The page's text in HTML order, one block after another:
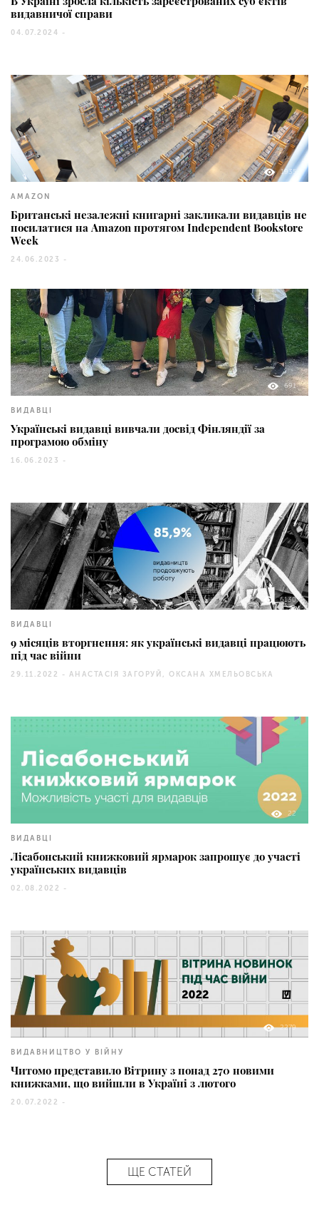
видавничої справи
04.07.2024 -
1935
AMAZON
Британські незалежні книгарні закликали видавців не
посилатися на Amazon протягом Independent Bookstore
Week
24.06.2023 -
691
ВИДАВЦІ
Українські видавці вивчали досвід Фінляндії за
програмою обміну
16.06.2023 -
6130
ВИДАВЦІ
9 місяців вторгнення: як українські видавці працюють
під час війни
29.11.2022 - АНАСТАСІЯ ЗАГОРУЙ, ОКСАНА ХМЕЛЬОВСЬКА
22
ВИДАВЦІ
Лісабонський книжковий ярмарок запрошує до участі
українських видавців
02.08.2022 -
2279
ВИДАВНИЦТВО У ВІЙНУ
Читомо представило Вітрину з понад 270 новими
книжками, що вийшли в Україні з лютого
20.07.2022 -
ЩЕ СТАТЕЙ